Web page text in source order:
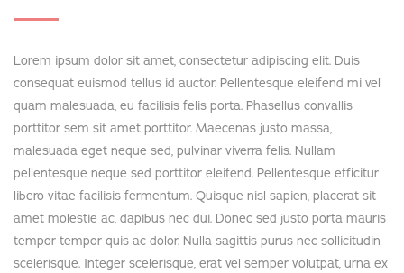
Lorem ipsum dolor sit amet, consectetur adipiscing elit. Duis
consequat euismod tellus id auctor. Pellentesque eleifend mi vel
quam malesuada, eu facilisis felis porta. Phasellus convallis
porttitor sem sit amet porttitor. Maecenas justo massa,
malesuada eget neque sed, pulvinar viverra felis. Nullam
pellentesque neque sed porttitor eleifend. Pellentesque efficitur
libero vitae facilisis fermentum. Quisque nisl sapien, placerat sit
amet molestie ac, dapibus nec dui. Donec sed justo porta mauris
tempor tempor quis ac dolor. Nulla sagittis purus nec sollicitudin
scelerisque. Integer scelerisque, erat vel semper volutpat, urna ex